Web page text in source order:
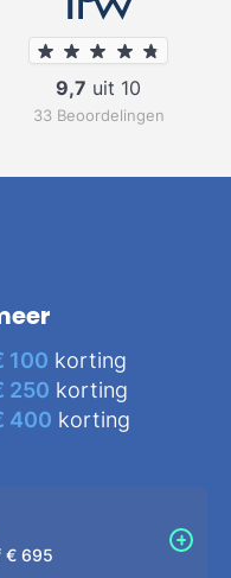
9,7 uit 10
33 Beoordelingen
100 korting
250 korting
400 korting
€ 695